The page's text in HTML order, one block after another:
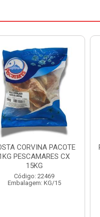
ESPALMADA
PACOTE1KG
PESCAMARES CX 15KG
Código: 22472
Embalagem: KG/15